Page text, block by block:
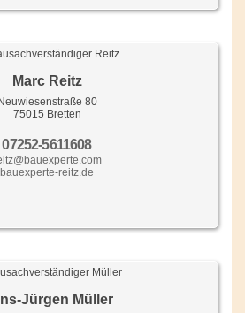
Marc Reitz
Neuwiesenstraße 80
75015 Bretten
07252-5611608
bauexperte-reitz.de
Jürgen Müller